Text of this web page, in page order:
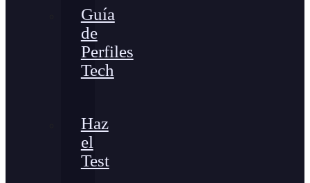
Guía
de
Perfiles
Tech
Haz
el
Test